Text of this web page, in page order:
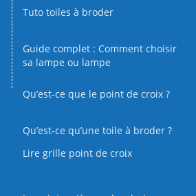
Tuto toiles à broder
Guide complet : Comment choisir
sa lampe ou lampe
Qu’est-ce que le point de croix ?
Qu’est‑ce qu’une toile à broder ?
Lire grille point de croix